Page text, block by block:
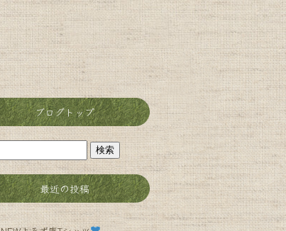
ブログトップ
最近の投稿